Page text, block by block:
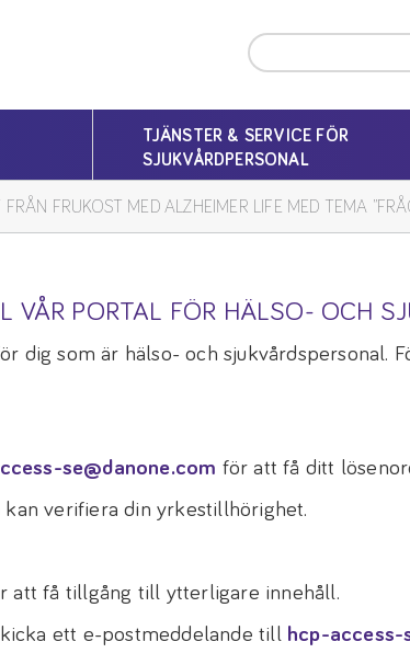
TJÄNSTER & SERVICE FÖR
SJUKVÅRDPERSONAL
FRÅN FRUKOST MED ALZHEIMER LIFE MED TEMA
VÅR PORTAL FÖR HÄLSO- OCH
dig som är hälso- och sjukvårdspersonal.
se@danone.com för att få ditt
verifiera din yrkestillhörighet.
att få tillgång till ytterligare innehåll.
ett e-postmeddelande till hcp-access-